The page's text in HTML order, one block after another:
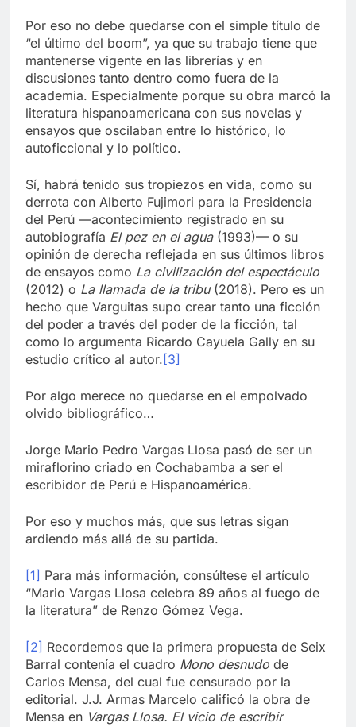
Por eso no debe quedarse con el simple título de
“el último del boom”, ya que su trabajo tiene que
mantenerse vigente en las librerías y en
discusiones tanto dentro como fuera de la
academia. Especialmente porque su obra marcó la
literatura hispanoamericana con sus novelas y
ensayos que oscilaban entre lo histórico, lo
autoficcional y lo político.
Sí, habrá tenido sus tropiezos en vida, como su
derrota con Alberto Fujimori para la Presidencia
del Perú —acontecimiento registrado en su
autobiografía El pez en el agua (1993)— o su
opinión de derecha reflejada en sus últimos libros
de ensayos como La civilización del espectáculo
(2012) o La llamada de la tribu(2018). Pero es un
hecho que Varguitas supo crear tanto una ficción
del poder a través del poder de la ficción, tal
como lo argumenta Ricardo Cayuela Gally en su
estudio crítico al autor.[3]
Por algo merece no quedarse en el empolvado
olvido bibliográfico…
Jorge Mario Pedro Vargas Llosa pasó de ser un
miraflorino criado en Cochabamba a ser el
escribidor de Perú e Hispanoamérica.
Por eso y muchos más, que sus letras sigan
ardiendo más allá de su partida.
[1] Para más información, consúltese el artículo
“Mario Vargas Llosa celebra 89 años al fuego de
la literatura” de Renzo Gómez Vega.
[2] Recordemos que la primera propuesta de Seix
Barral contenía el cuadro Mono desnudo de
Carlos Mensa, del cual fue censurado por la
editorial. J.J. Armas Marcelo calificó la obra de
Mensa en Vargas Llosa. El vicio de escribir